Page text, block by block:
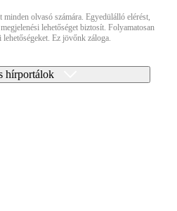
olvasó számára. Egyedülálló elérést,
lehetőséget biztosít. Folyamatosan
Ez jövőnk záloga.
hírportálok